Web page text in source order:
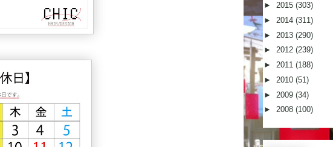
► 2015 (303)
► 2014 (311)
► 2013 (290)
► 2012 (239)
► 2011 (188)
► 2010 (51)
► 2009 (34)
► 2008 (100)